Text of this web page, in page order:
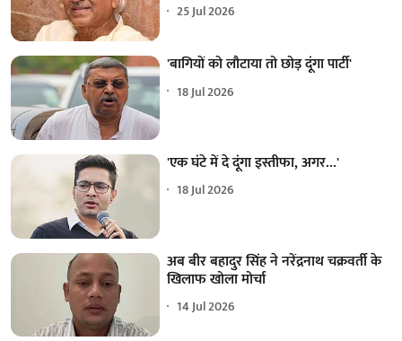
25 Jul 2026
'बागियों को लौटाया तो छोड़ दूंगा पार्टी'
18 Jul 2026
'एक घंटे में दे दूंगा इस्तीफा, अगर...'
18 Jul 2026
अब बीर बहादुर सिंह ने नरेंद्रनाथ चक्रवर्ती के
खिलाफ खोला मोर्चा
14 Jul 2026